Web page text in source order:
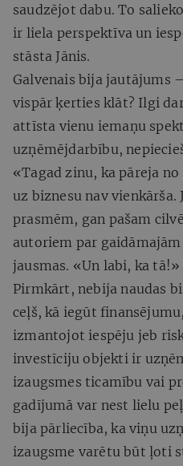
saudzējot dabu. To
ir liela perspektīva un
stāsta Jānis.
Galvenais bija jautājums
vispār ķerties klāt? Ilgi
attīsta vienu iemaņu
uzņēmējdarbību,
«Tagad zinu, ka pāreja
uz biznesu nav
prasmēm, gan pašam
autoriem par
jausmas. «Un labi, ka tā!»
Pirmkārt, nebija naudas
ceļš, kā iegūt
izmantojot iespēju jeb
investīciju objekti ir
izaugsmes ticamību vai
gadījumā var nest lielu
bija pārliecība, ka viņu
izaugsme varētu būt ļoti